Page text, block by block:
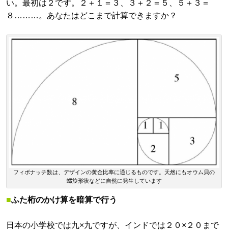
い。最初は２です。２＋１＝３、３＋２＝５、５＋３＝
８………。あなたはどこまで計算できますか？
フィボナッチ数は、デザインの黄金比率に通じるものです。天然にもオウム貝の
螺旋形状などに自然に発生しています
■ふた桁のかけ算を暗算で行う
日本の小学校では九×九ですが、インドでは２０×２０まで